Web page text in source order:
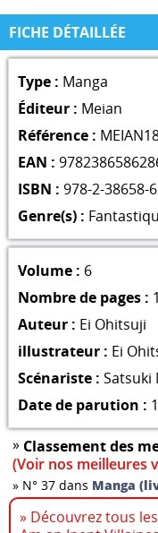
FICHE DÉTAILLÉE
Type : Manga
Éditeur : Meian
Référence :
EAN :
ISBN : 978-2-38658-
Genre(s) :
Volume : 6
Nombre de pages :
Auteur : Ei Ohitsuji
illustrateur : Ei
Scénariste : Satsuki
Date de parution :
» Classement des
(Voir nos meilleures
» N° 37 dans Manga
» Découvrez tous